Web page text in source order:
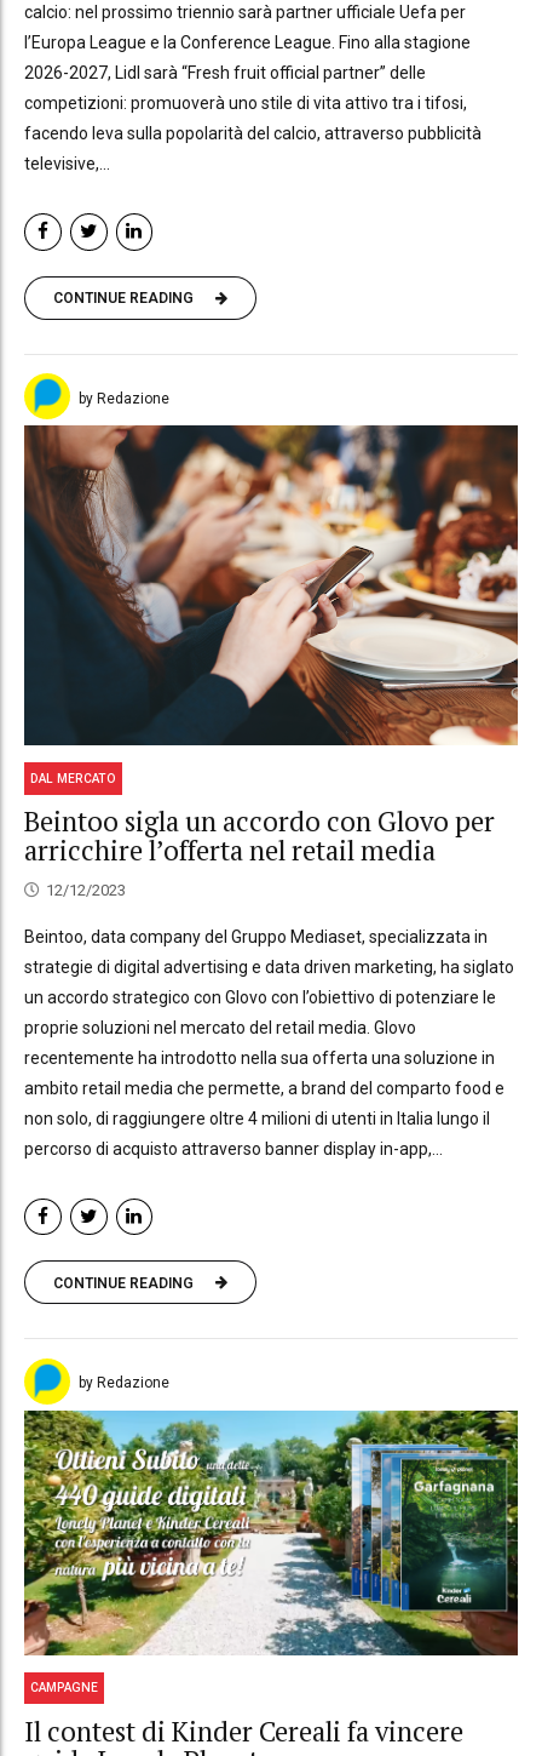
calcio: nel prossimo triennio sarà partner ufficiale Uefa per
l’Europa League e la Conference League. Fino alla stagione
2026-2027, Lidl sarà “Fresh fruit official partner” delle
competizioni: promuoverà uno stile di vita attivo tra i tifosi,
facendo leva sulla popolarità del calcio, attraverso pubblicità
televisive,...
CONTINUE READING
by Redazione
DAL MERCATO
Beintoo sigla un accordo con Glovo per
arricchire l’offerta nel retail media
12/12/2023
Beintoo, data company del Gruppo Mediaset, specializzata in
strategie di digital advertising e data driven marketing, ha siglato
un accordo strategico con Glovo con l’obiettivo di potenziare le
proprie soluzioni nel mercato del retail media. Glovo
recentemente ha introdotto nella sua offerta una soluzione in
ambito retail media che permette, a brand del comparto food e
non solo, di raggiungere oltre 4 milioni di utenti in Italia lungo il
percorso di acquisto attraverso banner display in-app,...
CONTINUE READING
by Redazione
CAMPAGNE
Il contest di Kinder Cereali fa vincere